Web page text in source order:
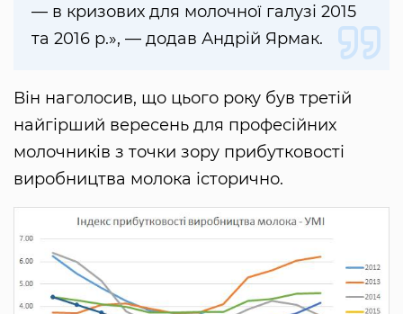
— в кризових для молочної галузі 2015
та 2016 р.», — додав Андрій Ярмак.
Він наголосив, що цього року був третій
найгірший вересень для професійних
молочників з точки зору прибутковості
виробництва молока історично.